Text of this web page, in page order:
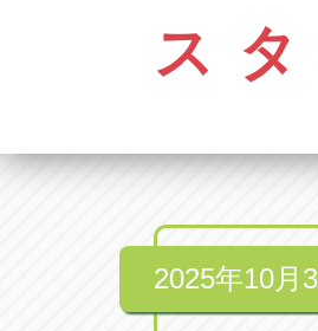
愛知県春日井市
アップル春日井
愛知県瀬戸市美
アップル一宮
ス
2025年10月